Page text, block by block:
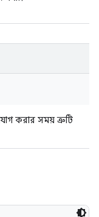
করার সময় ত্রুটি